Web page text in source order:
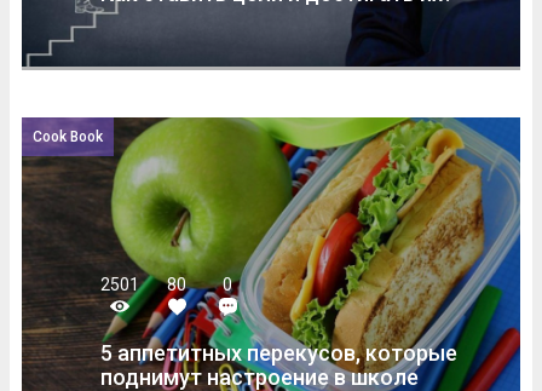
Cook Book
2501 80 0
5 аппетитных перекусов, которые
поднимут настроение в школе